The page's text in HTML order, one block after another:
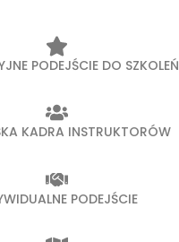
PODEJŚCIE DO SZKOLEŃ
KADRA INSTRUKTORÓW
PODEJŚCIE